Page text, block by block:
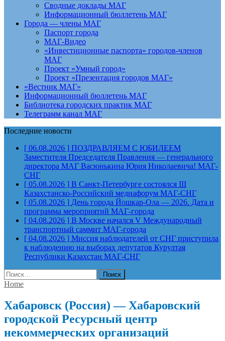
Сводные доклады МАГ
Информационный бюллетень МАГ
Города — члены МАГ
Паспорт города
МАГ-Видео
«Инвестиционные паспорта» городов-членов
МАГ
Проект «Умный город»
Проект «Презентация городов МАГ»
«Вестник МАГ»
Информационный бюллетень МАГ
Библиотека городских практик МАГ
Телеграмм канал МАГ
Последние новости
[ 06.08.2026 ] ПОЗДРАВЛЯЕМ С ЮБИЛЕЕМ
Заместителя Председателя Правления — генерального
директора МАГ Васюнькина Юрия Николаевича! МАГ-
СНГ
[ 05.08.2026 ] В Санкт-Петербурге состоялся III
Казахстанско-Российский медиафорум МАГ-СНГ
[ 05.08.2026 ] День города Йошкар-Ола — 2026. Дата и
программа мероприятий МАГ-города
[ 04.08.2026 ] В Москве начался V Международный
транспортный саммит МАГ-города
[ 04.08.2026 ] Миссия наблюдателей от СНГ приступила
к наблюдению на выборах депутатов Курултая
Республики Казахстан МАГ-СНГ
Найти:
Home
Хабаровск (Россия) — Хабаровский
городской Ресурсный центр
некоммерческих организаций